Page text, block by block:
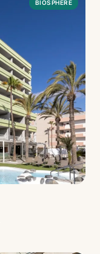
BIOSPHERE